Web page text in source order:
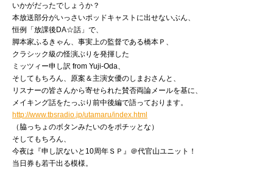
いかがだったでしょうか？
本放送部分がいっさいポッドキャストに出せないぶん、
恒例「放課後DA☆話」で、
脚本家ふるきゃん、事実上の監督である橋本Ｐ、
クラシック級の怪演ぶりを発揮した
ミッツィー申し訳 from Yuji-Oda、
そしてもちろん、原案＆主演女優のしまおさんと、
リスナーの皆さんから寄せられた賛否両論メールを基に、
メイキング話をたっぷり前中後編で語っております。
http://www.tbsradio.jp/utamaru/index.html
（脇っちょのボタンみたいのをポチッとな）
そしてもちろん、
今夜は『申し訳ないと10周年ＳＰ』＠代官山ユニット！
当日券も若干出る模様。